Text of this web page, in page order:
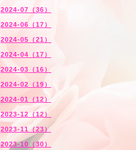
2024-07（36）
2024-06（17）
2024-05（21）
2024-04（17）
2024-03（16）
2024-02（19）
2024-01（12）
2023-12（12）
2023-11（23）
2023-10（30）